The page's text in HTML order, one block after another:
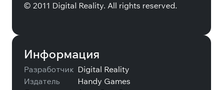
© 2011 Digital Reality. All rights reserved.
Информация
Разработчик Digital Reality
Издатель
Handy Games